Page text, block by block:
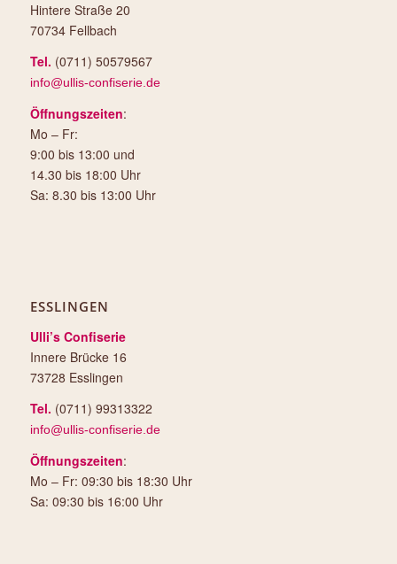
Hintere Straße 20
70734 Fellbach
Tel. (0711) 50579567
info@ullis-confiserie.de
Öffnungszeiten:
Mo – Fr:
9:00 bis 13:00 und
14.30 bis 18:00 Uhr
Sa: 8.30 bis 13:00 Uhr
ESSLINGEN
Ulli’s Confiserie
Innere Brücke 16
73728 Esslingen
Tel. (0711) 99313322
info@ullis-confiserie.de
Öffnungszeiten:
Mo – Fr: 09:30 bis 18:30 Uhr
Sa: 09:30 bis 16:00 Uhr